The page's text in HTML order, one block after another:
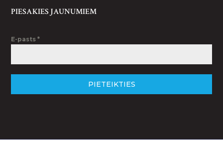
PIESAKIES JAUNUMIEM
E-pasts*
PIETEIKTIES